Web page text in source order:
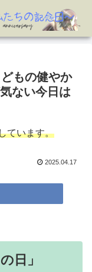
もの健やか
ない今日は
ています。
2025.04.17
日」